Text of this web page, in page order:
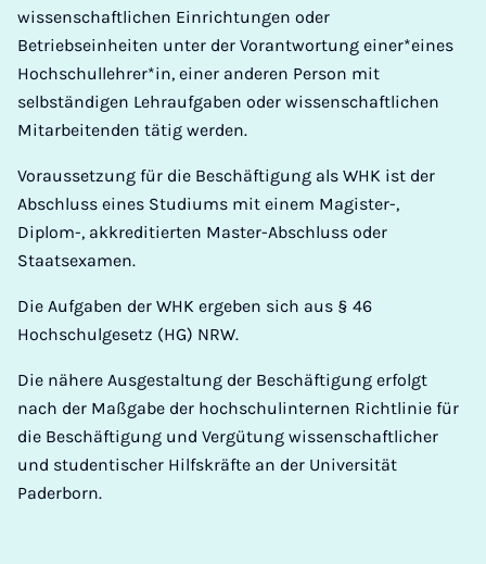
wissenschaftlichen Einrichtungen oder
Betriebseinheiten unter der Vorantwortung einer*eines
Hochschullehrer*in, einer anderen Person mit
selbständigen Lehraufgaben oder wissenschaftlichen
Mitarbeitenden tätig werden.
Voraussetzung für die Beschäftigung als WHK ist der
Abschluss eines Studiums mit einem Magister-,
Diplom-, akkreditierten Master-Abschluss oder
Staatsexamen.
Die Aufgaben der WHK ergeben sich aus § 46
Hochschulgesetz (HG) NRW.
Die nähere Ausgestaltung der Beschäftigung erfolgt
nach der Maßgabe der hochschulinternen Richtlinie für
die Beschäftigung und Vergütung wissenschaftlicher
und studentischer Hilfskräfte an der Universität
Paderborn.